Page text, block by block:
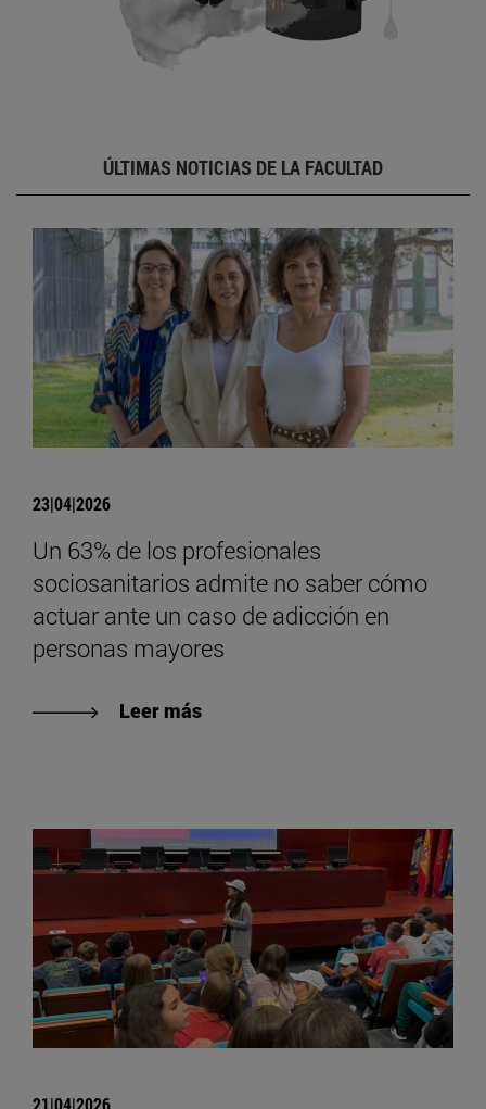
ÚLTIMAS NOTICIAS DE LA FACULTAD
23|04|2026
Un 63% de los profesionales
sociosanitarios admite no saber cómo
actuar ante un caso de adicción en
personas mayores
Leer más
21|04|2026